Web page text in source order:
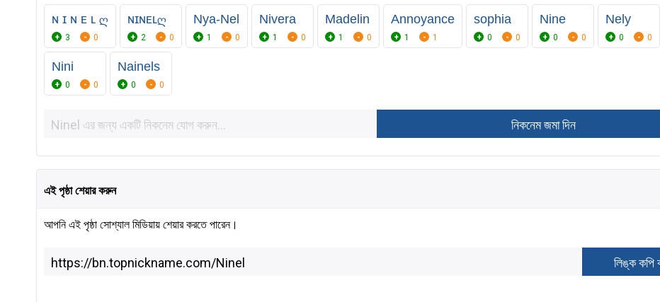
ɴ ɪ ɴ ᴇ ʟ ღ
3 0
ɴɪɴᴇʟღ
2 0
Nya-Nel
1 0
Nivera
1 0
Madelin
1 0
Annoyance
1 1
sophia
0 0
Nine
0 0
Nely
0 0
Nini
0 0
Nainels
0 0
এই পৃষ্ঠা শেয়ার করুন
আপনি এই পৃষ্ঠা সোশ্যাল মিডিয়ায় শেয়ার করতে পারেন।